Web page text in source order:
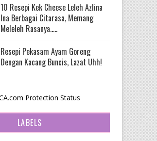
10 Resepi Kek Cheese Leleh Azlina
Ina Berbagai Citarasa, Memang
Meleleh Rasanya.....
Resepi Pekasam Ayam Goreng
Dengan Kacang Buncis, Lazat Uhh!
LABELS